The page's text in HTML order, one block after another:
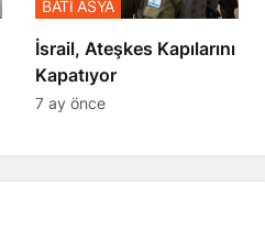
İsrail, Ateşkes Kapılarını
Kapatıyor
BATI ASYA
7 ay önce